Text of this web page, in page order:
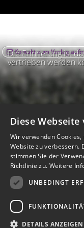
Die Erinnerung ist
vertrieben werden
Kontakt zum Verlag
Barrierefreiheit
m
Hilfe
Diese
Wir verwenden
Website zu verbessern.
stimmen Sie der
Richtlinie zu. Weitere
UNBEDINGT
DETAILS ANZEIGEN